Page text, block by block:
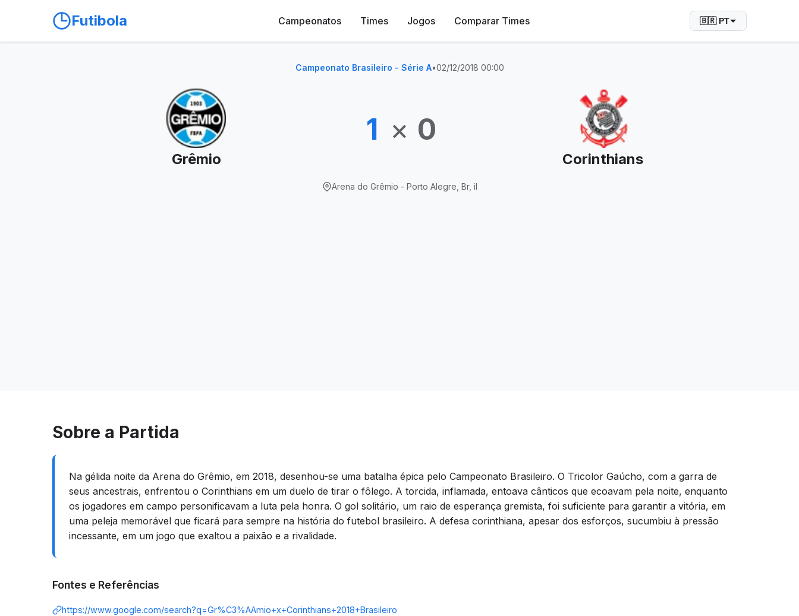
Futibola Campeonatos Times Jogos Comparar Times 🇧🇷 PT
Campeonato Brasileiro - Série A•02/12/2018 00:00
Grêmio
1 × 0
Corinthians
Arena do Grêmio - Porto Alegre, Br, il
Sobre a Partida
Na gélida noite da Arena do Grêmio, em 2018, desenhou-se uma batalha épica pelo Campeonato Brasileiro. O Tricolor Gaúcho, com a garra de
seus ancestrais, enfrentou o Corinthians em um duelo de tirar o fôlego. A torcida, inflamada, entoava cânticos que ecoavam pela noite, enquanto
os jogadores em campo personificavam a luta pela honra. O gol solitário, um raio de esperança gremista, foi suficiente para garantir a vitória, em
uma peleja memorável que ficará para sempre na história do futebol brasileiro. A defesa corinthiana, apesar dos esforços, sucumbiu à pressão
incessante, em um jogo que exaltou a paixão e a rivalidade.
Fontes e Referências
https://www.google.com/search?q=Gr%C3%AAmio+x+Corinthians+2018+Brasileiro